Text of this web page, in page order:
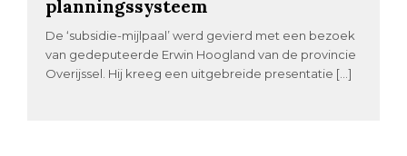
planningssysteem
De ‘subsidie-mijlpaal’ werd gevierd met een bezoek
van gedeputeerde Erwin Hoogland van de provincie
Overijssel. Hij kreeg een uitgebreide presentatie […]